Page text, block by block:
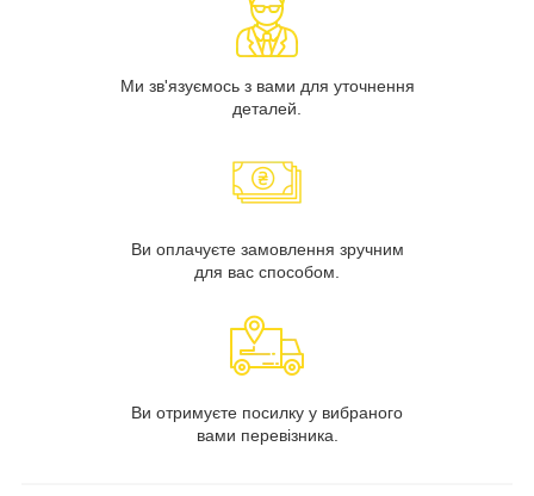
Ми зв'язуємось з вами для уточнення
деталей.
Ви оплачуєте замовлення зручним
для вас способом.
Ви отримуєте посилку у вибраного
вами перевізника.